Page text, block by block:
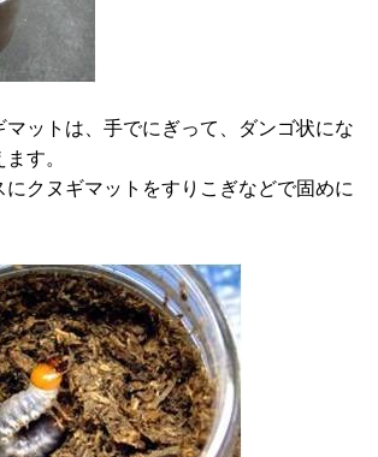
マットは、手でにぎって、ダンゴ状にな
す。
にクヌギマットをすりこぎなどで固めに